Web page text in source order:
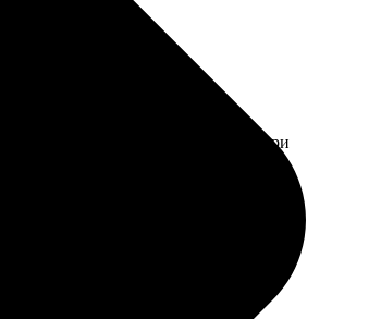
в рулон было, не помялся при